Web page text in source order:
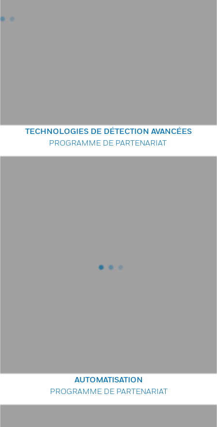
TECHNOLOGIES DE DÉTECTION AVANCÉES
PROGRAMME DE PARTENARIAT
AUTOMATISATION
PROGRAMME DE PARTENARIAT